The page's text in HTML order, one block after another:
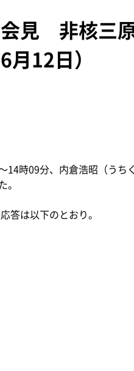
見 非核三
12日）
時09分、内倉浩昭（うち
答は以下のとおり。